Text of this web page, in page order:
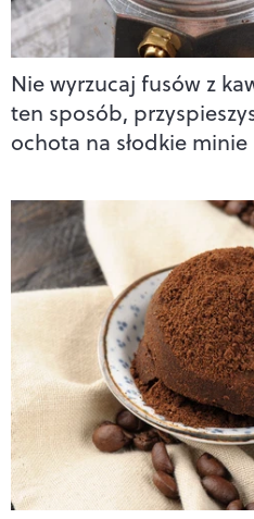
Nie wyrzucaj fusów z
ten sposób,
ochota na słodkie minie